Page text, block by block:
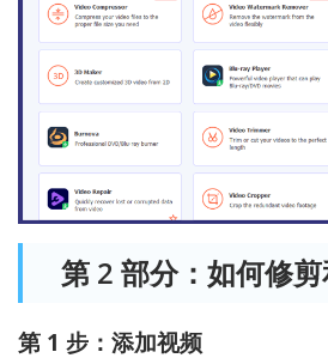
第 2 部分：如何修
第 1 步：添加视频